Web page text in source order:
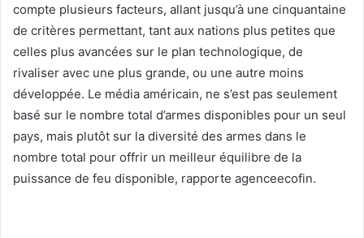
compte plusieurs facteurs, allant jusqu’à une cinquantaine
de critères permettant, tant aux nations plus petites que
celles plus avancées sur le plan technologique, de
rivaliser avec une plus grande, ou une autre moins
développée. Le média américain, ne s’est pas seulement
basé sur le nombre total d’armes disponibles pour un seul
pays, mais plutôt sur la diversité des armes dans le
nombre total pour offrir un meilleur équilibre de la
puissance de feu disponible, rapporte agenceecofin.